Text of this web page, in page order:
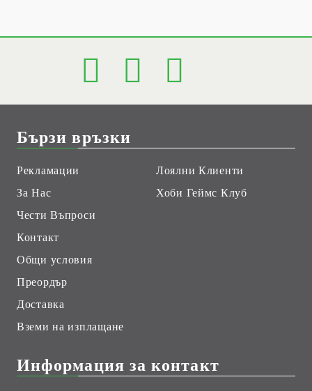
Бързи връзки
Рекламации
За Нас
Чести Въпроси
Контакт
Общи условия
Преордър
Доставка
Вземи на изплащане
Лоялни Клиенти
Хоби Геймс Клуб
Информация за контакт